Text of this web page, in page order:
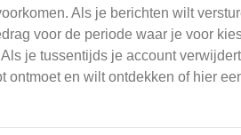
Als je berichten wilt
voor de periode waar je voor
je tussentijds je account
ontmoet en wilt ontdekken of hier